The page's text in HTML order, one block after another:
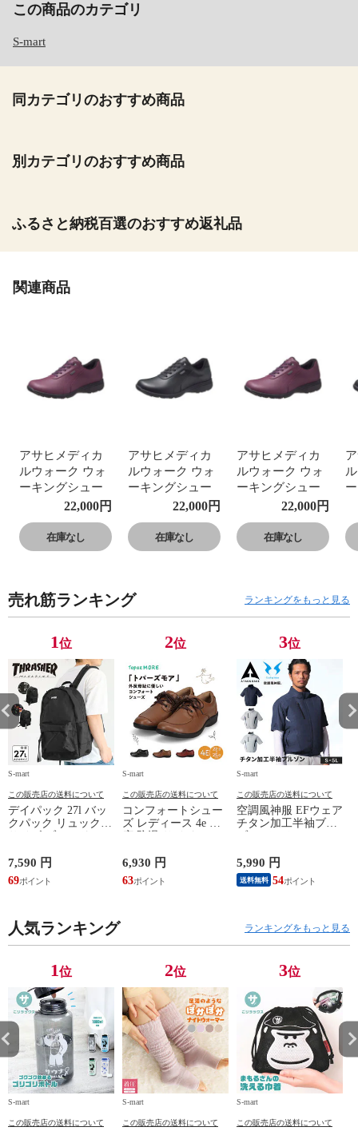
この商品のカテゴリ
S-mart
同カテゴリのおすすめ商品
別カテゴリのおすすめ商品
ふるさと納税百選のおすすめ返礼品
関連商品
アサヒメディカ
ルウォーク ウォ
ーキングシュー
ズ レディース 防
4E 本革 レザー
アウトドア 黒 ブ
22,000円
在庫なし
アサヒメディカ
ルウォーク ウォ
ーキングシュー
ズ レディース 防
4E 本革 レザー
アウトドア 黒 ブ
22,000円
在庫なし
アサヒメディカ
ルウォーク ウォ
ーキングシュー
ズ レディース 防
4E 本革 レザー
アウトドア 黒 ブ
22,000円
在庫なし
売れ筋ランキング ランキングをもっと見る
1位
S-mart
この販売店の送料について
デイパック 27l バッ
クパック リュック
サイズ ブランド ロ
鞄 機内持ち込み 夏
スラッシャー
THRASHER r1929
7,590 円
69
2位
S-mart
この販売店の送料について
コンフォートシュー
ズ レディース 4e 幅
広 防滑 サイドファ
シューズ 黒 トパー
ズ モア 靴 カジュア
ルシューズ 外反母趾
TOPAZ 1410
6,930 円
63
3位
S-mart
この販売店の送料について
空調風神服 EFウェア
チタン加工半袖ブル
ゾン ベスト ファン
ジャケット 遮熱 作
業服 作業着 上着 ア
タックベース KF100
5,990 円
送料無料 54
人気ランキング ランキングをもっと見る
1位
S-mart
この販売店の送料について
2位
S-mart
この販売店の送料について
3位
S-mart
この販売店の送料について